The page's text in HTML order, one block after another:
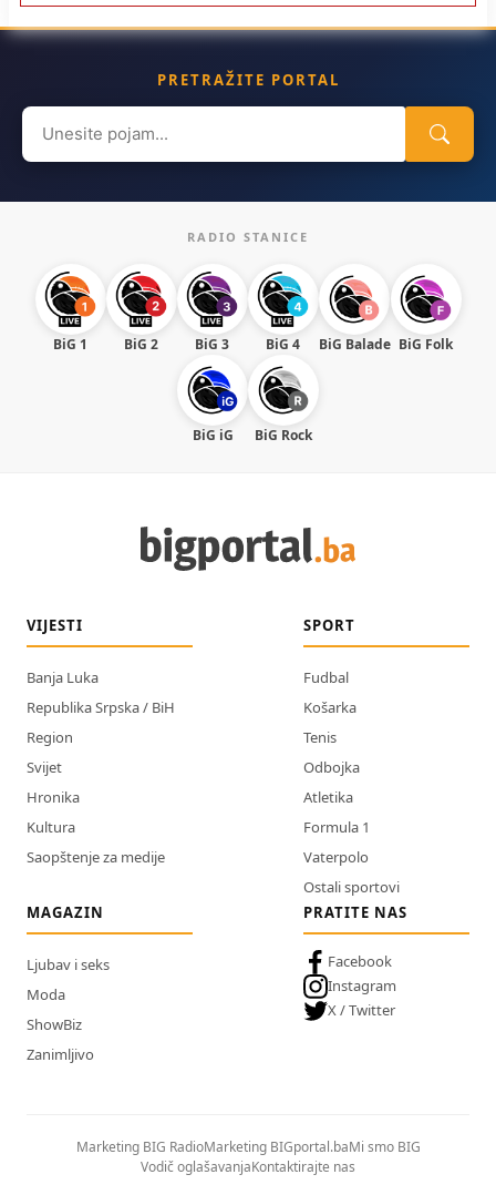
PRETRAŽITE PORTAL
Search
for:
RADIO STANICE
BiG 1 BiG 2 BiG 3 BiG 4 BiG Balade BiG Folk
BiG iG BiG Rock
VIJESTI
Banja Luka
Republika Srpska / BiH
Region
Svijet
Hronika
Kultura
Saopštenje za medije
SPORT
Fudbal
Košarka
Tenis
Odbojka
Atletika
Formula 1
Vaterpolo
Ostali sportovi
MAGAZIN
Ljubav i seks
Moda
ShowBiz
Zanimljivo
PRATITE NAS
Facebook
Instagram
X / Twitter
Marketing BIG RadioMarketing BIGportal.baMi smo BIG
Vodič oglašavanjaKontaktirajte nas